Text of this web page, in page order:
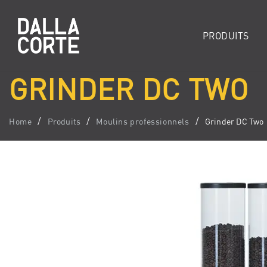
PRODUITS
GRINDER DC TWO
Home Produits Moulins professionnels Grinder DC Two